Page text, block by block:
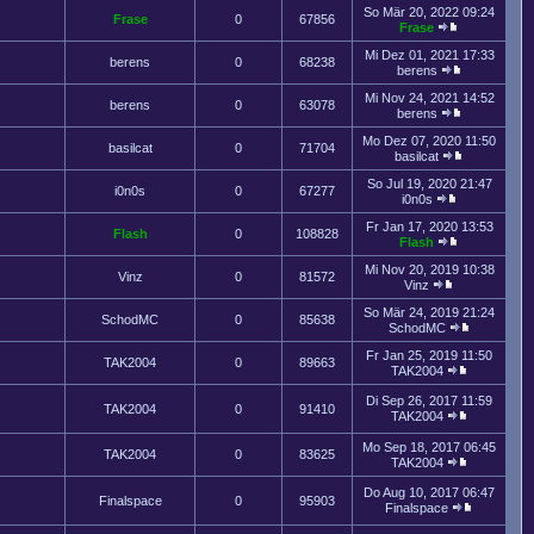
Frase 0 67856
So Mär 20, 2022 09:24
Frase
berens 0 68238
Mi Dez 01, 2021 17:33
berens
berens 0 63078
Mi Nov 24, 2021 14:52
berens
basilcat 0 71704
Mo Dez 07, 2020 11:50
basilcat
i0n0s 0 67277
So Jul 19, 2020 21:47
i0n0s
Flash 0 108828
Fr Jan 17, 2020 13:53
Flash
Vinz 0 81572
Mi Nov 20, 2019 10:38
Vinz
SchodMC 0 85638
So Mär 24, 2019 21:24
SchodMC
TAK2004 0 89663
Fr Jan 25, 2019 11:50
TAK2004
TAK2004 0 91410
Di Sep 26, 2017 11:59
TAK2004
TAK2004 0 83625
Mo Sep 18, 2017 06:45
TAK2004
Finalspace 0 95903
Do Aug 10, 2017 06:47
Finalspace